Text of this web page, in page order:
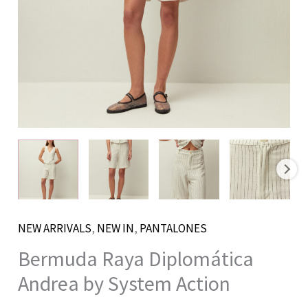
NEW ARRIVALS, NEW IN, PANTALONES
Bermuda Raya Diplomática
Andrea by System Action